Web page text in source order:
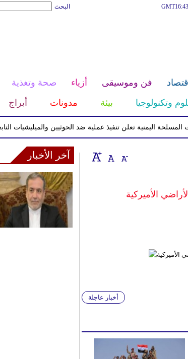
البحث
إقتصاد فن وموسيقى أزياء صحة وتغذية
وتكنولوجيا بيئة مدونات أبراج
اليمنية تعلن تنفيذ عملية ضد الحوثيين والميليشيات التابعة لهم
الأميركية
أخبار عاجلة
آخر الأخبار